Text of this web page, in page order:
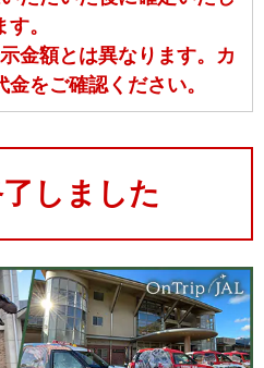
す。
金額とは異なります。カ
をご確認ください。
しました